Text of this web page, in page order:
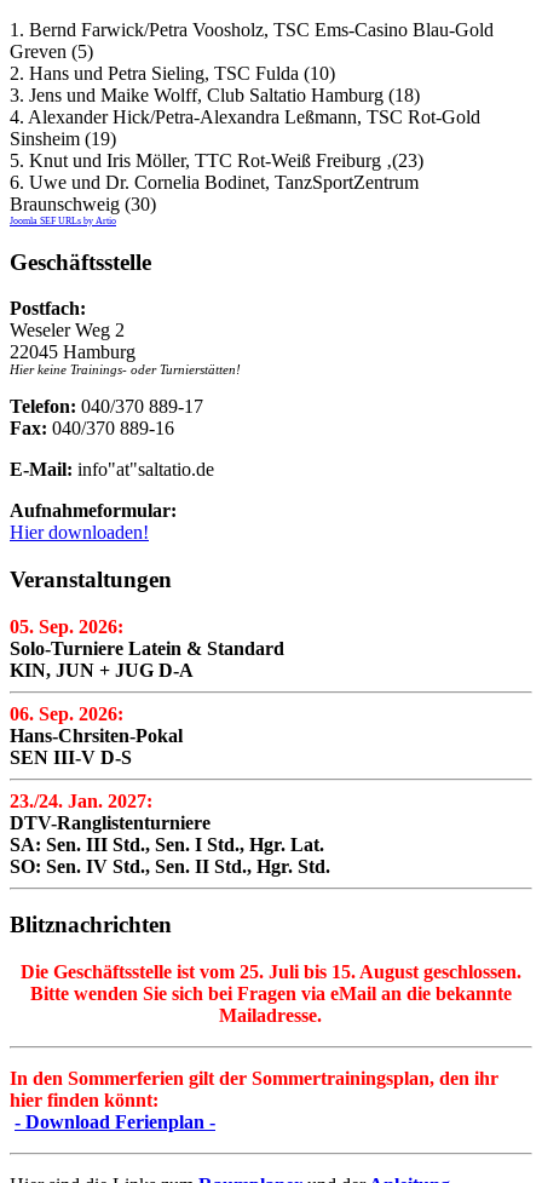
1. Bernd Farwick/Petra Voosholz, TSC Ems-Casino Blau-Gold
Greven (5)
2. Hans und Petra Sieling, TSC Fulda (10)
3. Jens und Maike Wolff, Club Saltatio Hamburg (18)
4. Alexander Hick/Petra-Alexandra Leßmann, TSC Rot-Gold
Sinsheim (19)
5. Knut und Iris Möller, TTC Rot-Weiß Freiburg ‚(23)
6. Uwe und Dr. Cornelia Bodinet, TanzSportZentrum
Braunschweig (30)
Joomla SEF URLs by Artio
Geschäftsstelle
Postfach:
Weseler Weg 2
22045 Hamburg
Hier keine Trainings- oder Turnierstätten!
Telefon: 040/370 889-17
Fax: 040/370 889-16
E-Mail: info"at"saltatio.de
Aufnahmeformular:
Hier downloaden!
Veranstaltungen
05. Sep. 2026:
Solo-Turniere Latein & Standard
KIN, JUN + JUG D-A
06. Sep. 2026:
Hans-Chrsiten-Pokal
SEN III-V D-S
23./24. Jan. 2027:
DTV-Ranglistenturniere
SA: Sen. III Std., Sen. I Std., Hgr. Lat.
SO: Sen. IV Std., Sen. II Std., Hgr. Std.
Blitznachrichten
Die Geschäftsstelle ist vom 25. Juli bis 15. August geschlossen.
Bitte wenden Sie sich bei Fragen via eMail an die bekannte
Mailadresse.
In den Sommerferien gilt der Sommertrainingsplan, den ihr
hier finden könnt:
- Download Ferienplan -